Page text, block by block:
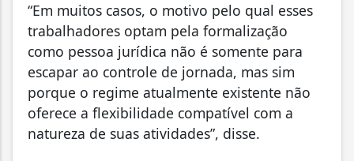
“Em muitos casos, o motivo pelo qual esses
trabalhadores optam pela formalização
como pessoa jurídica não é somente para
escapar ao controle de jornada, mas sim
porque o regime atualmente existente não
oferece a flexibilidade compatível com a
natureza de suas atividades”, disse.